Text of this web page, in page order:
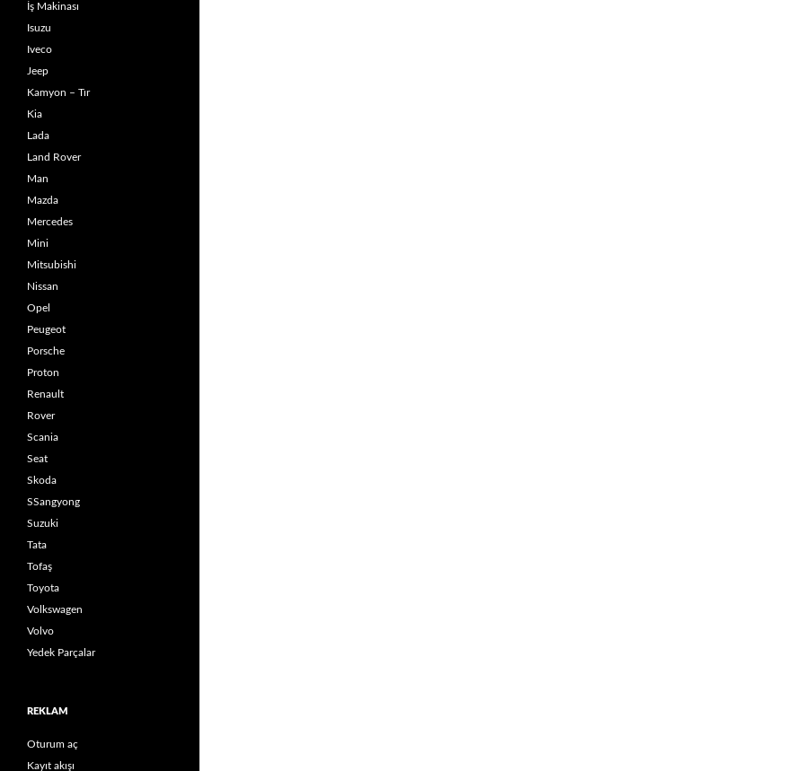
İş Makinası
Isuzu
Iveco
Jeep
Kamyon – Tır
Kia
Lada
Land Rover
Man
Mazda
Mercedes
Mini
Mitsubishi
Nissan
Opel
Peugeot
Porsche
Proton
Renault
Rover
Scania
Seat
Skoda
SSangyong
Suzuki
Tata
Tofaş
Toyota
Volkswagen
Volvo
Yedek Parçalar
REKLAM
Oturum aç
Kayıt akışı